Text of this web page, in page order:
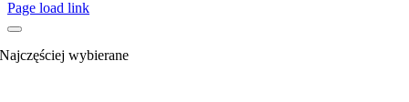
Page load link
Najczęściej wybierane